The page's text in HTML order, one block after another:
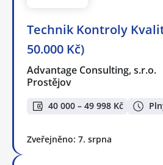
Technik Kontroly
50.000 Kč)
Advantage Consulting, s.r.o.
Prostějov
40 000 – 49 998 Kč
Zveřejněno: 7. srpna